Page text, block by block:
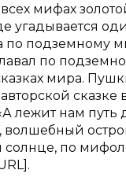
мифах
угадывается
подземному
по
мира.
сказке
лежит нам путь
волшебный
солнце, по